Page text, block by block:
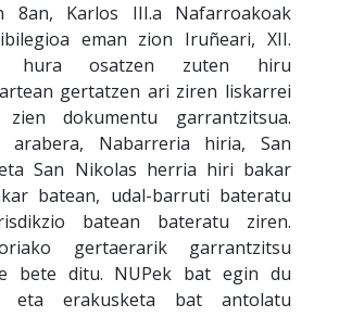
8an, Karlos III.a Nafarroakoak
eman zion Iruñeari, XII.
hura osatzen zuten hiru
gertatzen ari ziren liskarrei
dokumentu garrantzitsua.
arabera, Nabarreria hiria, San
San Nikolas herria hiri bakar
batean, udal-barruti bateratu
batean bateratu ziren.
gertaerarik garrantzitsu
bete ditu. NUPek bat egin du
eta erakusketa bat antolatu